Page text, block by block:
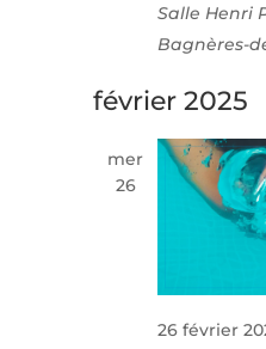
Salle Henri
Bagnères-
février 2025
mer
26
26 février